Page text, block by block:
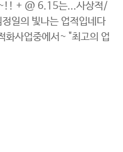
+ @ 6.15는...사상적/
의 빛나는 업적입네다
사업중에서~ "최고의 업